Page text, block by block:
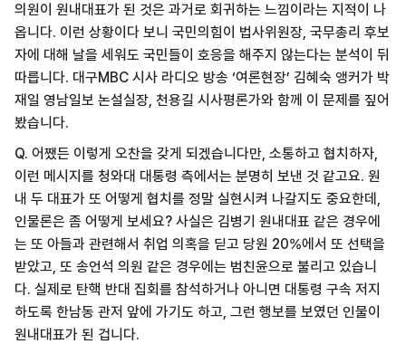
의원이 원내대표가 된 것은 과거로 회귀하는 느낌이라는 지적이 나
옵니다. 이런 상황이다 보니 국민의힘이 법사위원장, 국무총리 후보
자에 대해 날을 세워도 국민들이 호응을 해주지 않는다는 분석이 뒤
따릅니다. 대구MBC 시사 라디오 방송 ‘여론현장’ 김혜숙 앵커가 박
재일 영남일보 논설실장, 천용길 시사평론가와 함께 이 문제를 짚어
봤습니다.
Q. 어쨌든 이렇게 오찬을 갖게 되겠습니다만, 소통하고 협치하자,
이런 메시지를 청와대 대통령 측에서는 분명히 보낸 것 같고요. 원
내 두 대표가 또 어떻게 협치를 정말 실현시켜 나갈지도 중요한데,
인물론은 좀 어떻게 보세요? 사실은 김병기 원내대표 같은 경우에
는 또 아들과 관련해서 취업 의혹을 딛고 당원 20%에서 또 선택을
받았고, 또 송언석 의원 같은 경우에는 범친윤으로 불리고 있습니
다. 실제로 탄핵 반대 집회를 참석하거나 아니면 대통령 구속 저지
하도록 한남동 관저 앞에 가기도 하고, 그런 행보를 보였던 인물이
원내대표가 된 겁니다.